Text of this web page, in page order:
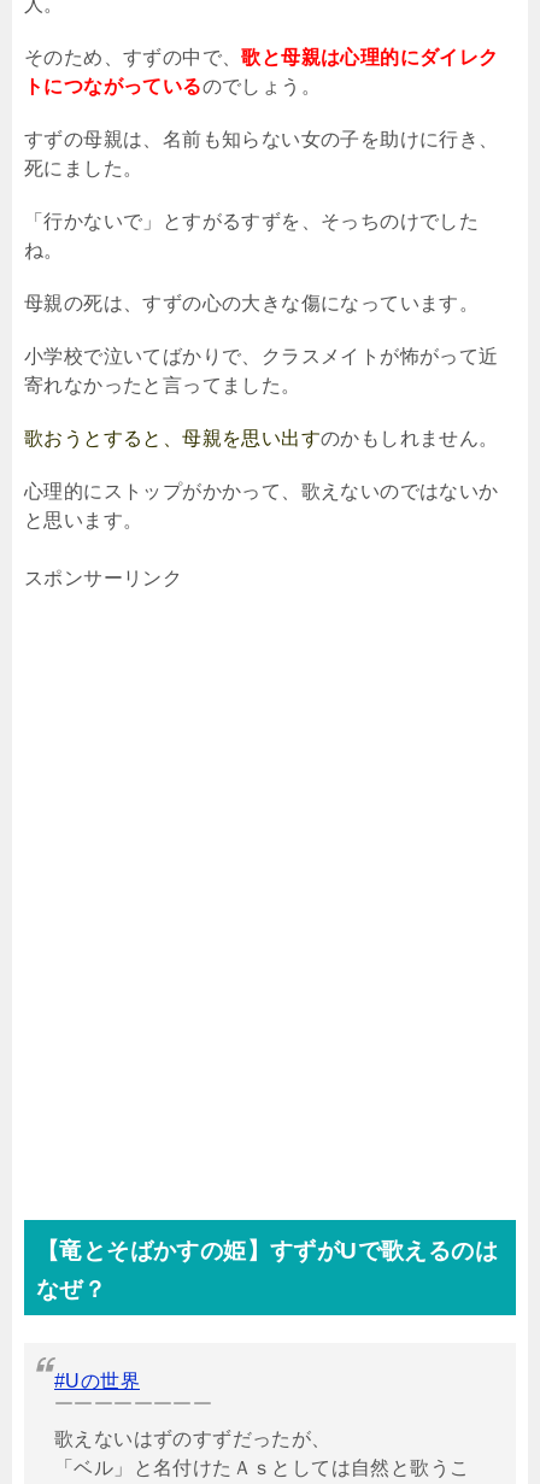
そのため、すずの中で、歌と母親は心理的にダイレク
トにつながっているのでしょう。
すずの母親は、名前も知らない女の子を助けに行き、
死にました。
「行かないで」とすがるすずを、そっちのけでした
ね。
母親の死は、すずの心の大きな傷になっています。
小学校で泣いてばかりで、クラスメイトが怖がって近
寄れなかったと言ってました。
歌おうとすると、母親を思い出すのかもしれません。
心理的にストップがかかって、歌えないのではないか
と思います。
スポンサーリンク
【竜とそばかすの姫】すずがUで歌えるのは
なぜ？
#Uの世界
￣￣￣￣￣￣￣￣
歌えないはずのすずだったが、
「ベル」と名付けたＡｓとしては自然と歌うこ